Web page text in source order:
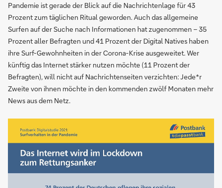
Pandemie ist gerade der Blick auf die Nachrichtenlage für 43
Prozent zum täglichen Ritual geworden. Auch das allgemeine
Surfen auf der Suche nach Informationen hat zugenommen – 35
Prozent aller Befragten und 41 Prozent der Digital Natives haben
ihre Surf-Gewohnheiten in der Corona-Krise ausgeweitet. Wer
künftig das Internet stärker nutzen möchte (11 Prozent der
Befragten), will nicht auf Nachrichtenseiten verzichten: Jede*r
Zweite von ihnen möchte in den kommenden zwölf Monaten mehr
News aus dem Netz.